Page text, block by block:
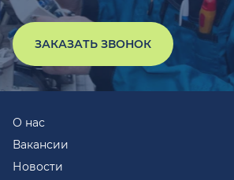
ЗАКАЗАТЬ ЗВОНОК
О нас
Вакансии
Новости